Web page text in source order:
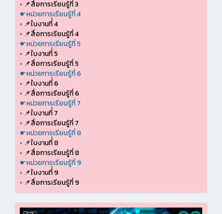
• 📌สื่อการเรียนรู้ที่ 3
☛หน่วยการเรียนรู้ที่ 4
• 📌ใบงานที่่ 4
• 📌สื่อการเรียนรู้ที่ 4
☛หน่วยการเรียนรู้ที่ 5
• 📌ใบงานที่่ 5
• 📌สื่อการเรียนรู้ที่ 5
☛หน่วยการเรียนรู้ที่ 6
• 📌ใบงานที่่ 6
• 📌สื่อการเรียนรู้ที่ 6
☛หน่วยการเรียนรู้ที่ 7
• 📌ใบงานที่่ 7
• 📌สื่อการเรียนรู้ที่ 7
☛หน่วยการเรียนรู้ที่ 8
• 📌ใบงานที่่ 8
• 📌สื่อการเรียนรู้ที่ 8
☛หน่วยการเรียนรู้ที่ 9
• 📌ใบงานที่่ 9
• 📌สื่อการเรียนรู้ที่ 9